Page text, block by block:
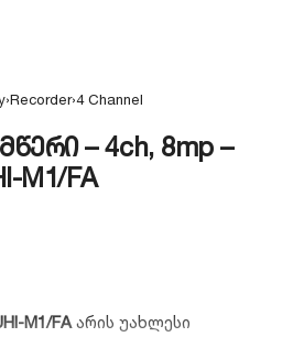
›Recorder›4 Channel
– 4ch, 8mp –
M1/FA
M1/FA არის უახლესი